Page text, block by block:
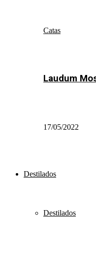
Catas
Laudum
17/05/2022
Destilados
Destilados